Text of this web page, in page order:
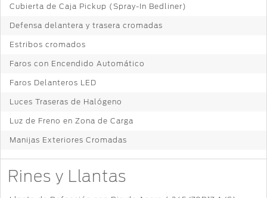
Cubierta de Caja Pickup (Spray-In Bedliner)
Defensa delantera y trasera cromadas
Estribos cromados
Faros con Encendido Automático
Faros Delanteros LED
Luces Traseras de Halógeno
Luz de Freno en Zona de Carga
Manijas Exteriores Cromadas
Rines y Llantas